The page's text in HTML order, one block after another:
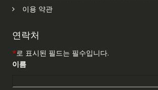
이용 약관
연락처
*로 표시된 필드는 필수입니다.
이름